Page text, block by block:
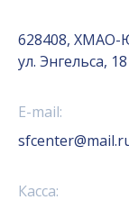
628408, ХМАО-
ул. Энгельса, 18
E-mail:
Касса: